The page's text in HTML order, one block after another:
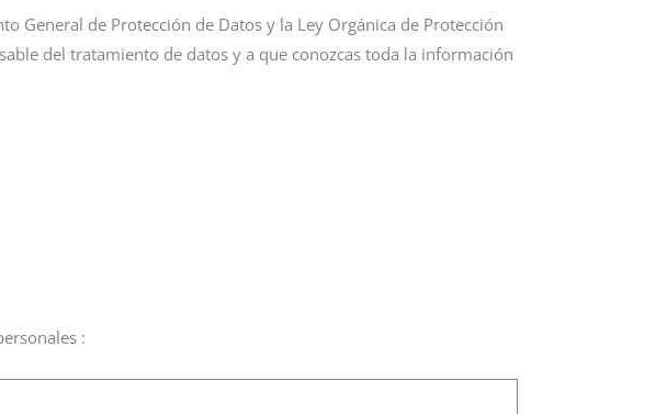
General de Protección de Datos y la Ley Orgánica de Protección
del tratamiento de datos y a que conozcas toda la información
: